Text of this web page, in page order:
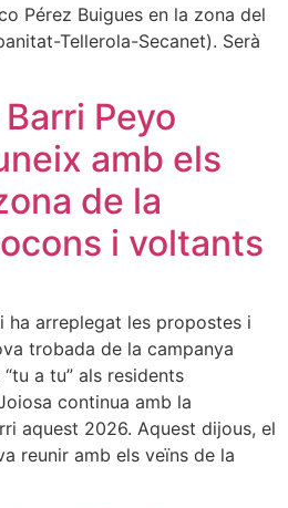
Pérez Buigues en la zona del
Tellerola-Secanet). Serà
Peyo
amb els
de la
i voltants
ha arreplegat les propostes i
trobada de la campanya
a tu” als residents
continua amb la
aquest 2026. Aquest dijous, el
reunir amb els veïns de la